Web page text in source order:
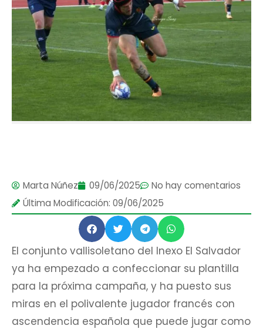
Marta Núñez 09/06/2025
No hay comentarios
Última Modificación: 09/06/2025
El conjunto vallisoletano del Inexo El Salvador
ya ha empezado a confeccionar su plantilla
para la próxima campaña, y ha puesto sus
miras en el polivalente jugador francés con
ascendencia española que puede jugar como